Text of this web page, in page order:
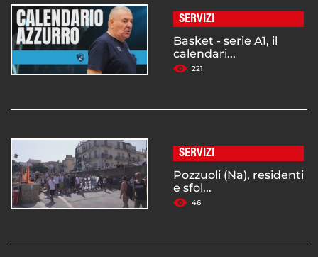
SERVIZI
Basket - serie A1, il
calendari...
221
SERVIZI
Pozzuoli (Na), residenti
e sfol...
46